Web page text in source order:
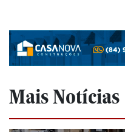
Mais Notícias